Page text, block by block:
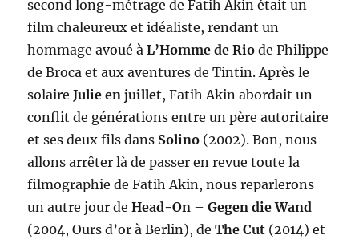
second long-métrage de Fatih Akin était un
film chaleureux et idéaliste, rendant un
hommage avoué àL’Homme de Riode Philippe
de Broca et aux aventures de Tintin. Après le
solaireJulie en juillet, Fatih Akin abordait un
conflit de générations entre un père autoritaire
et ses deux fils dans Solino (2002). Bon, nous
allons arrêter là de passer en revue toute la
filmographie de Fatih Akin, nous reparlerons
un autre jour deHead-On –Gegen die Wand
(2004, Ours d’or à Berlin), deThe Cut (2014) et